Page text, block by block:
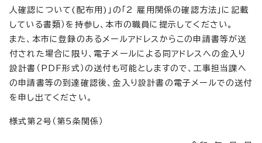
人確認について(配布用)」の「2 雇用関係の確認方法」に記載
している書類）を持参し、本市の職員に提示してください。
また、本市に登録のあるメールアドレスからこの申請書等が送
付された場合に限り、電子メールによる同アドレスへの金入り
設計書（PDF形式）の送付も可能としますので、工事担当課へ
の申請書等の到達確認後、金入り設計書の電子メールでの送付
を申し出てください。
様式第2号（第5条関係）